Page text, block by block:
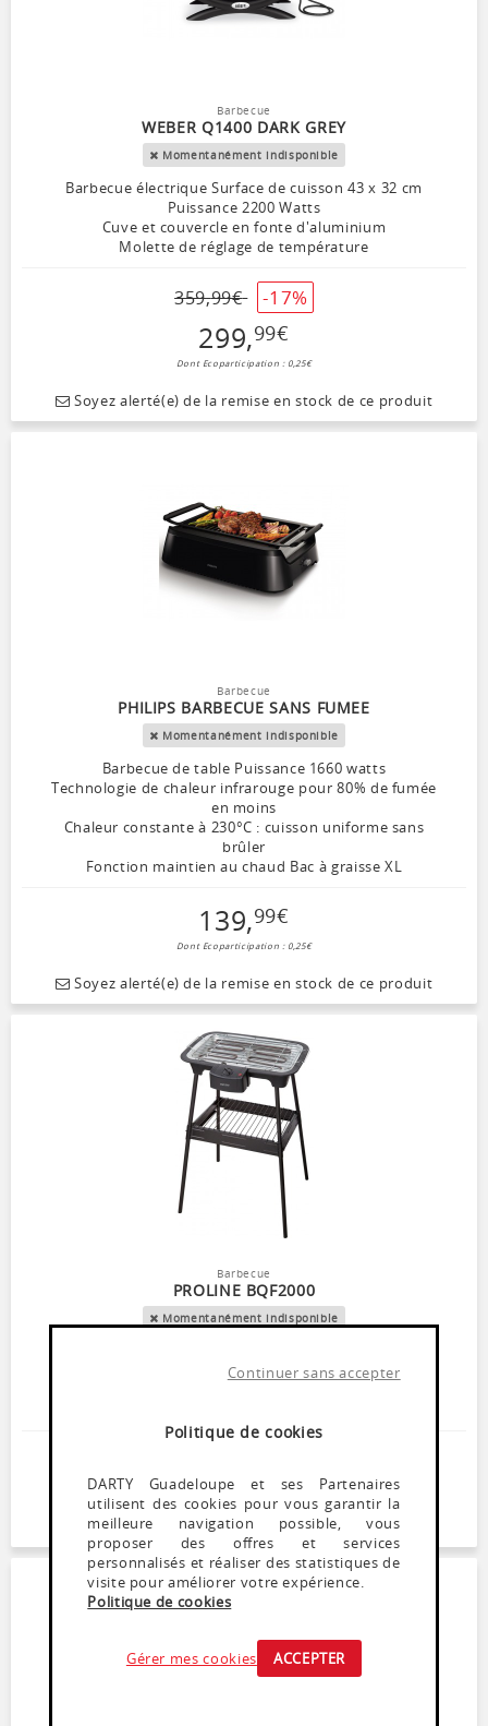
Barbecue
WEBER Q1400 DARK GREY
Momentanément indisponible
Barbecue électrique Surface de cuisson 43 x 32 cm
Puissance 2200 Watts
Cuve et couvercle en fonte d'aluminium
Molette de réglage de température
359,99€ -17%
299,99€
Dont Ecoparticipation : 0,25€
Soyez alerté(e) de la remise en stock de ce produit
Barbecue
PHILIPS BARBECUE SANS FUMEE
Momentanément indisponible
Barbecue de table Puissance 1660 watts
Technologie de chaleur infrarouge pour 80% de fumée
en moins
Chaleur constante à 230°C : cuisson uniforme sans
brûler
Fonction maintien au chaud Bac à graisse XL
139,99€
Dont Ecoparticipation : 0,25€
Soyez alerté(e) de la remise en stock de ce produit
Barbecue
PROLINE BQF2000
Momentanément indisponible
Surface de cuisson 38 x 22 cm
Dont Ecoparticipation : 0,25€
Soyez alerté(e) de la remise en stock de ce produit
Politique de cookies
Continuer sans accepter
DARTY Guadeloupe et ses Partenaires
utilisent des cookies pour vous garantir la
meilleure navigation possible, vous
proposer des offres et services
personnalisés et réaliser des statistiques de
visite pour améliorer votre expérience.
Politique de cookies
Gérer mes cookies ACCEPTER